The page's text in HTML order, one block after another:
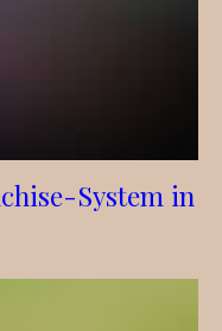
System in